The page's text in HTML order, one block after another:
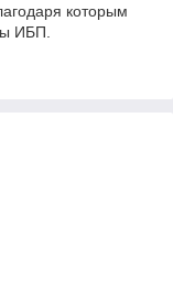
которым
ИБП.